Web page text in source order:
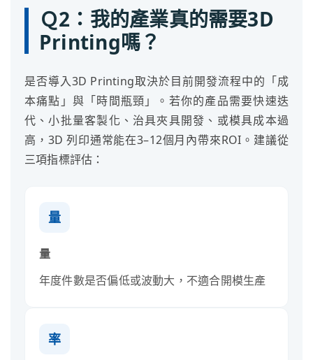
Ｑ2：我的產業真的需要3D
Printing嗎？
是否導入3D Printing取決於目前開發流程中的「成
本痛點」與「時間瓶頸」。若你的產品需要快速迭
代、小批量客製化、治具夾具開發、或模具成本過
高，3D 列印通常能在3–12個月內帶來ROI。建議從
三項指標評估：
量
量
年度件數是否偏低或波動大，不適合開模生產
率